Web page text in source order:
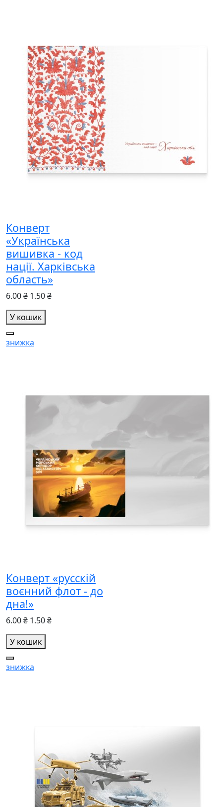
Конверт
«Українська
вишивка - код
нації. Харківська
область»
6.00 ₴ 1.50 ₴
У кошик
знижка
Конверт «русскій
воєнний флот - до
дна!»
6.00 ₴ 1.50 ₴
У кошик
знижка